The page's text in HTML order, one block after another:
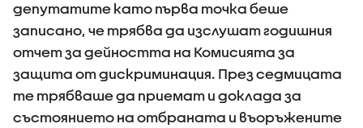
депутатите като първа точка беше
записано, че трябва да изслушат годишния
отчет за дейността на Комисията за
защита от дискриминация. През седмицата
те трябваше да приемат и доклада за
състоянието на отбраната и въоръжените